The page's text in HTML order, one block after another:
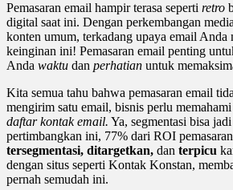
Pemasaran email hampir terasa seperti retro
digital saat ini. Dengan perkembangan
konten umum, terkadang upaya email Anda
keinginan ini! Pemasaran email penting
Anda waktu dan perhatian untuk
Kita semua tahu bahwa pemasaran email
mengirim satu email, bisnis perlu
daftar kontak email. Ya, segmentasi bisa
pertimbangkan ini, 77% dari ROI
tersegmentasi, ditargetkan, dan terpicu
dengan situs seperti Kontak Konstan,
pernah semudah ini.